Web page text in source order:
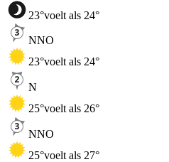
23°voelt als 24°
NNO
23°voelt als 24°
N
25°voelt als 26°
NNO
25°voelt als 27°